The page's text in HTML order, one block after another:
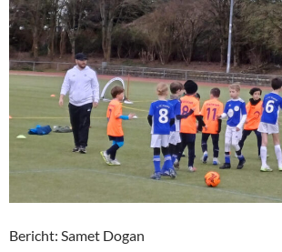
Bericht: Samet Dogan